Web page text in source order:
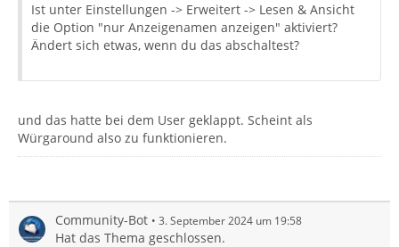
Ist unter Einstellungen -> Erweitert -> Lesen & Ansicht
die Option "nur Anzeigenamen anzeigen" aktiviert?
Ändert sich etwas, wenn du das abschaltest?
und das hatte bei dem User geklappt. Scheint als
Würgaround also zu funktionieren.
Community-Bot 3. September 2024 um 19:58
Hat das Thema geschlossen.